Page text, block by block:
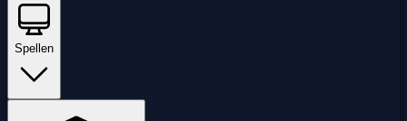
Spellen